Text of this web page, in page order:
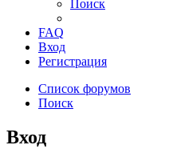
Поиск
FAQ
Вход
Регистрация
Список форумов
Поиск
Вход